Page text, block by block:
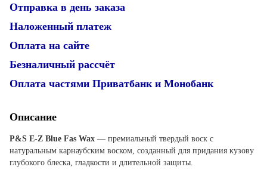
Отправка в день заказа
Наложенный платеж
Оплата на сайте
Безналичный рассчёт
Оплата частями Приватбанк и Монобанк
Описание
P&S E-Z Blue Fas Wax — премиальный твердый воск с
натуральным карнаубским воском, созданный для придания кузову
глубокого блеска, гладкости и длительной защиты.